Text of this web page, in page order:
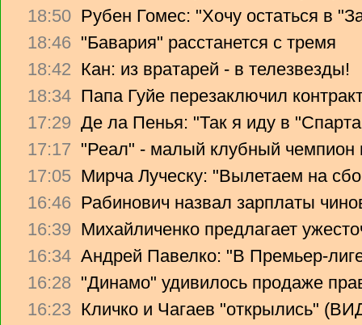
18:50 Рубен Гомес: "Хочу остаться в
18:46 "Бавария" расстанется с тремя
18:42 Кан: из вратарей - в телезвезды!
18:34 Папа Гуйе перезаключил
17:29 Де ла Пенья: "Так я иду в
17:17 "Реал" - малый клубный чемпион
17:05 Мирча Луческу: "Вылетаем на
16:46 Рабинович назвал зарплаты
16:39 Михайличенко предлагает
16:34 Андрей Павелко: "В Премьер-
16:28 "Динамо" удивилось продаже
16:23 Кличко и Чагаев "открылись"